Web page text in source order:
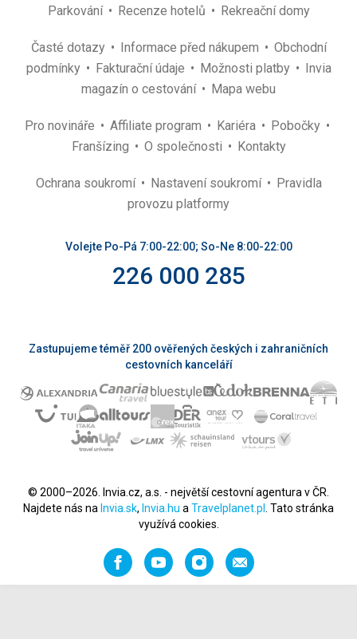
Parkování
Recenze hotelů Rekreační domy
Časté dotazy Informace před nákupem
Obchodní
podmínky
Fakturační údaje Možnosti platby
Invia
magazín o cestování
Mapa webu
Pro novináře Affiliate program Kariéra
Pobočky
Franšízing
O společnosti Kontakty
Ochrana soukromí Nastavení soukromí
Pravidla
provozu platformy
Volejte Po-Pá 7:00-22:00; So-Ne 8:00-22:00
226 000 285
Zastupujeme téměř 200 ověřených českých i zahraničních
cestovních kanceláří
© 2000–2026. Invia.cz, a.s. - největší cestovní agentura v ČR.
Najdete nás na Invia.sk, Invia.hu a Travelplanet.pl
. Tato stránka
využívá cookies.
FacebookYouTubeInstagramNapište
nám